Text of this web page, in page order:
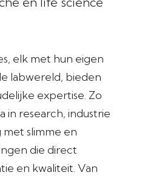
elk met hun eigen
labwereld, bieden
expertise. Zo
in research, industrie
slimme en
die direct
en kwaliteit. Van